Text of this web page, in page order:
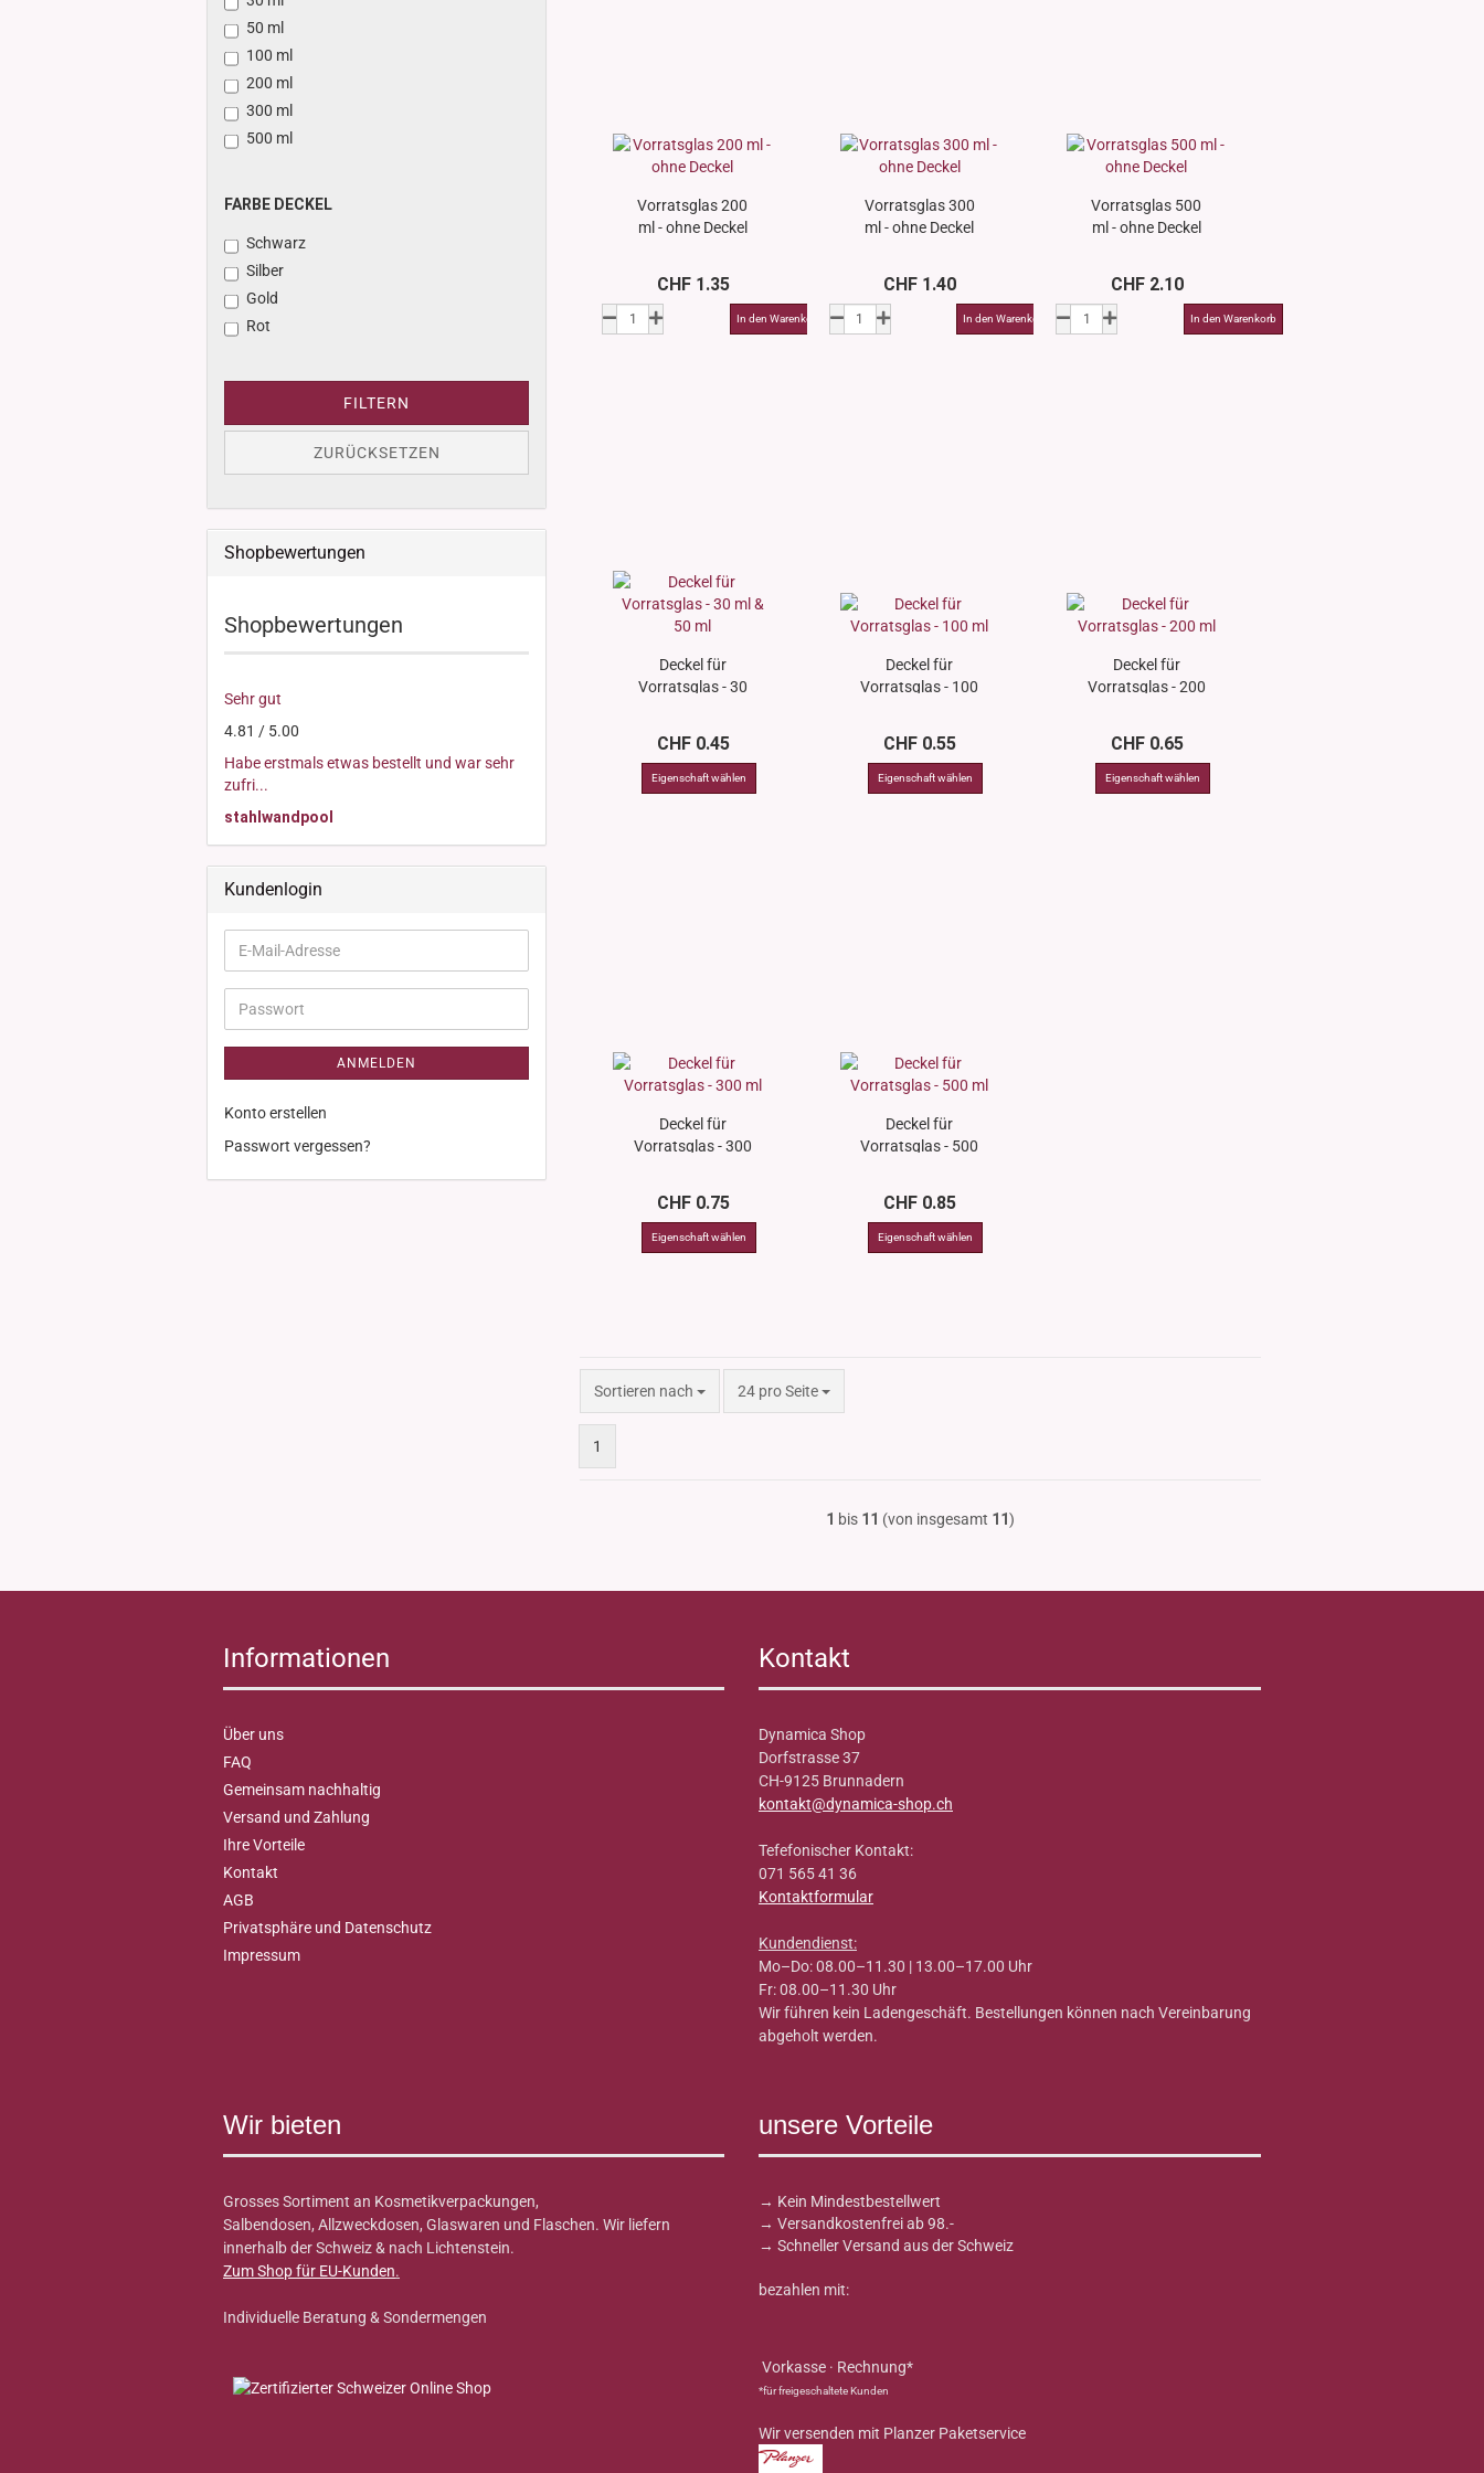
Glasdose
Vorratsglas
Dose Bambus & Walnut
Dose Neville
Dose Saba
Vorratsglas 200
ml - ohne Deckel
CHF 1.35
Vorratsglas 300
ml - ohne Deckel
CHF 1.40
Vorratsglas 500
ml - ohne Deckel
CHF 2.10
Deckel für
Vorratsglas - 30
CHF 0.45
Deckel für
Vorratsglas - 100
CHF 0.55
Deckel für
Vorratsglas - 200
CHF 0.65
Deckel für
Vorratsglas - 300
CHF 0.75
Deckel für
Vorratsglas - 500
CHF 0.85
Sortieren nach
Sortieren nach 24 pro Seite
pro Seite
1
1 bis 11 (von insgesamt 11)
50 ml
100 ml
200 ml
300 ml
500 ml
FARBE
FARBE DECKEL
Schwarz
Silber
Gold
Rot
FILTERN
ZURÜCKSETZEN
Shopbewertungen
Shopbewertungen
Sehr gut
4.81 / 5.00
Habe erstmals etwas bestellt und war sehr
zufri...
stahlwandpool
Kundenlogin
E-
Mail-
Adresse
Passwort
ANMELDEN
Konto erstellen
Passwort vergessen?
Informationen
Über uns
FAQ
Gemeinsam nachhaltig
Versand und Zahlung
Ihre Vorteile
Kontakt
AGB
Privatsphäre und Datenschutz
Impressum
Kontakt
Dynamica Shop
Dorfstrasse 37
CH-9125 Brunnadern
kontakt@dynamica-shop.ch
Tefefonischer Kontakt:
071 565 41 36
Kontaktformular
Kundendienst:
Mo–Do: 08.00–11.30 | 13.00–17.00 Uhr
Fr: 08.00–11.30 Uhr
Wir führen kein Ladengeschäft. Bestellungen können nach Vereinbarung
abgeholt werden.
Wir bieten
Grosses Sortiment an Kosmetikverpackungen,
Salbendosen, Allzweckdosen, Glaswaren und Flaschen. Wir liefern
innerhalb der Schweiz & nach Lichtenstein.
Zum Shop für EU-Kunden.
Individuelle Beratung & Sondermengen
unsere Vorteile
→ Kein Mindestbestellwert
→ Versandkostenfrei ab 98.-
→ Schneller Versand aus der Schweiz
bezahlen mit:
Vorkasse · Rechnung*
*für freigeschaltete Kunden
Wir versenden mit Planzer Paketservice